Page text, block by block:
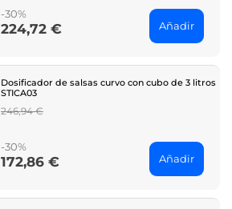
-30%
Price
224,72 € Añadir
Dosificador de salsas curvo con cubo de 3 litros
STICA03
Regular
246,94 €
-30%
Price
172,86 € Añadir